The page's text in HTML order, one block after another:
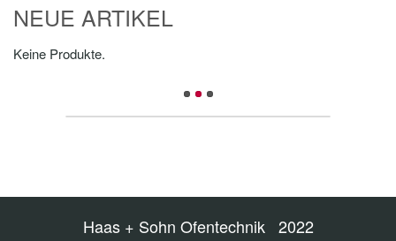
NEUE ARTIKEL
Keine Produkte.
Haas + Sohn Ofentechnik 2022